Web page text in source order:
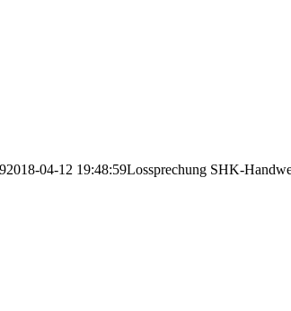
2018-04-12 19:48:59Lossprechung SHK-